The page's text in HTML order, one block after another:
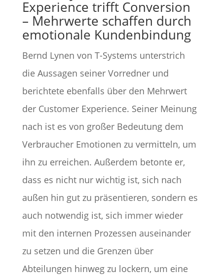
Experience trifft Conversion
– Mehrwerte schaffen durch
emotionale Kundenbindung
Bernd Lynen von T-Systems unterstrich
die Aussagen seiner Vorredner und
berichtete ebenfalls über den Mehrwert
der Customer Experience. Seiner Meinung
nach ist es von großer Bedeutung dem
Verbraucher Emotionen zu vermitteln, um
ihn zu erreichen. Außerdem betonte er,
dass es nicht nur wichtig ist, sich nach
außen hin gut zu präsentieren, sondern es
auch notwendig ist, sich immer wieder
mit den internen Prozessen auseinander
zu setzen und die Grenzen über
Abteilungen hinweg zu lockern, um eine